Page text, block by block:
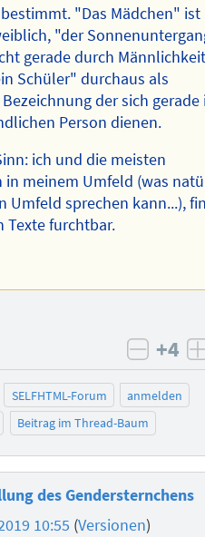
"Das Mädchen" ist
"der
gerade durch
Schüler" durchaus als
der sich gerade
Person dienen.
ich und die meisten
in meinem Umfeld (was
Umfeld sprechen kann...),
Texte furchtbar.
+4
SELFHTML-Forum
anmelden
Beitrag im Thread-Baum
des Gendersternchens
10:55 (Versionen)